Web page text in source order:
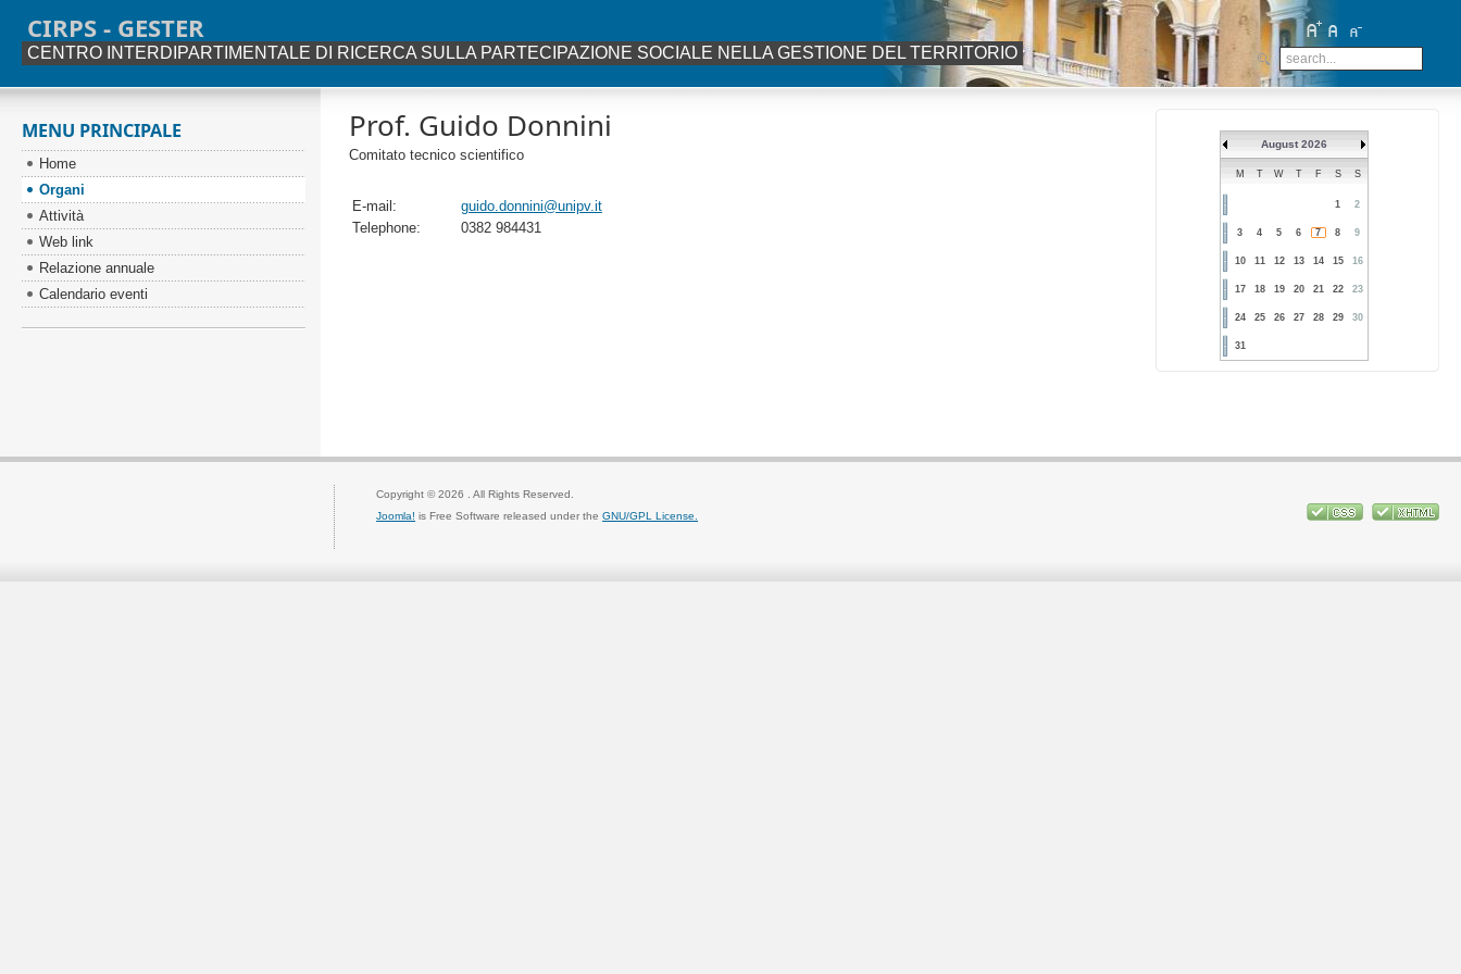
CIRPS - GESTER
CENTRO INTERDIPARTIMENTALE DI RICERCA SULLA PARTECIPAZIONE SOCIALE NELLA GESTIONE DEL TERRITORIO
Prof. Guido Donnini
Comitato tecnico scientifico
E-mail:
guido.donnini@unipv.it
Telephone:
0382 984431
MENU PRINCIPALE
Home
Organi
Attività
Web link
Relazione annuale
Calendario eventi
August 2026
M T W T F S S
1 2
3 4 5 6 7 8 9
10 11 12 13 14 15 16
17 18 19 20 21 22 23
24 25 26 27 28 29 30
31
Copyright © 2026 . All Rights Reserved.
Joomla! is Free Software released under theGNU/GPL License.